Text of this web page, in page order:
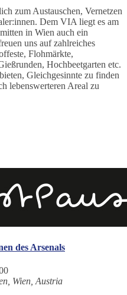
zum Austauschen, Vernetzen
Dem VIA liegt es am
in Wien auch ein
uns auf zahlreiches
Flohmärkte,
Hochbeetgarten etc.
Gleichgesinnte zu finden
lebenswerteren Areal zu
des Arsenals
Wien, Austria